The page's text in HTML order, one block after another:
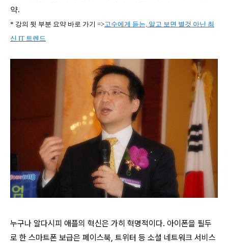
약.
* 강의 뒷 부분 요약 바로 가기 =>고수에게 듣는, 알고 보면 별것 아닌 최
신 IT 트렌드
누구나 알다시피 애플의 혁신은 가히 혁명적이다. 아이폰을 필두
로 한 스마트폰 보급은 페이스북, 트위터 등 소셜 네트워크 서비스